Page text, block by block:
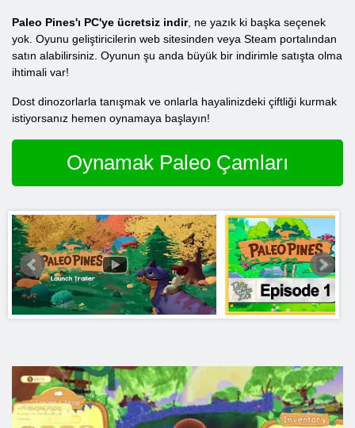
Paleo Pines'ı PC'ye ücretsiz indir, ne yazık ki başka seçenek
yok. Oyunu geliştiricilerin web sitesinden veya Steam portalından
satın alabilirsiniz. Oyunun şu anda büyük bir indirimle satışta olma
ihtimali var!
Dost dinozorlarla tanışmak ve onlarla hayalinizdeki çiftliği kurmak
istiyorsanız hemen oynamaya başlayın!
Oynamak Paleo Çamları